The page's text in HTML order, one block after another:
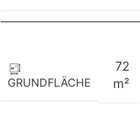
GRUNDFLÄCHE
72
m²